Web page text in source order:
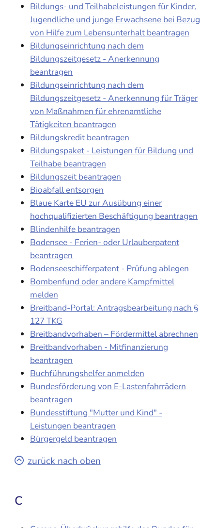
Bildungs- und Teilhabeleistungen für Kinder,
Jugendliche und junge Erwachsene bei Bezug
von Hilfe zum Lebensunterhalt beantragen
Bildungseinrichtung nach dem
Bildungszeitgesetz - Anerkennung
beantragen
Bildungseinrichtung nach dem
Bildungszeitgesetz - Anerkennung für Träger
von Maßnahmen für ehrenamtliche
Tätigkeiten beantragen
Bildungskredit beantragen
Bildungspaket - Leistungen für Bildung und
Teilhabe beantragen
Bildungszeit beantragen
Bioabfall entsorgen
Blaue Karte EU zur Ausübung einer
hochqualifizierten Beschäftigung beantragen
Blindenhilfe beantragen
Bodensee - Ferien- oder Urlauberpatent
beantragen
Bodenseeschifferpatent - Prüfung ablegen
Bombenfund oder andere Kampfmittel
melden
Breitband-Portal: Antragsbearbeitung nach §
127 TKG
Breitbandvorhaben – Fördermittel abrechnen
Breitbandvorhaben - Mitfinanzierung
beantragen
Buchführungshelfer anmelden
Bundesförderung von E-Lastenfahrrädern
beantragen
Bundesstiftung "Mutter und Kind" -
Leistungen beantragen
Bürgergeld beantragen
zurück nach oben
C